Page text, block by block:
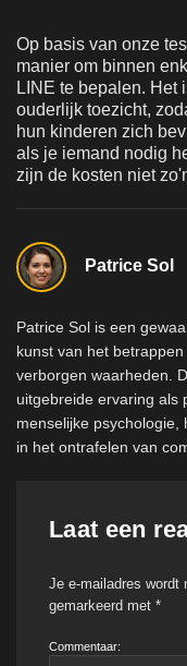
Op basis van onze
manier om binnen
LINE te bepalen. Het
ouderlijk toezicht,
hun kinderen zich
als je iemand nodig
zijn de kosten niet
Patrice Sol
Patrice Sol is een
kunst van het
verborgen waarheden.
uitgebreide ervaring als
menselijke
in het ontrafelen van
Laat een
Je e-mailadres wordt
gemarkeerd met *
Commentaar: